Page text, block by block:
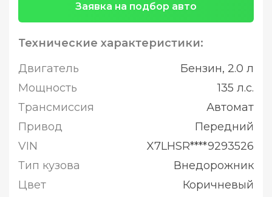
Заявка на подбор авто
Технические характеристики:
Двигатель
Бензин, 2.0 л
Мощность
135 л.с.
Трансмиссия
Автомат
Привод
Передний
VIN
X7LHSR****9293526
Тип кузова
Внедорожник
Цвет
Коричневый